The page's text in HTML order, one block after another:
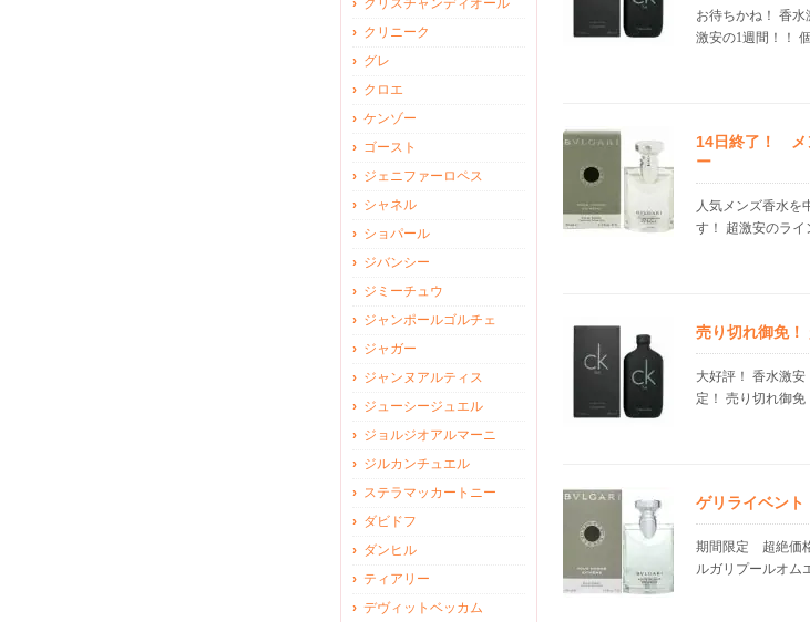
お待ちかね！ 香
激安の1週間！！
14日終了！ メ
ー
人気メンズ香水を
す！ 超激安のライ
売り切れ御免
大好評！ 香水激
定！ 売り切れ御
ゲリライベン
期間限定 超絶価
ルガリプールオム
クリスチャンディオール
クリニーク
グレ
クロエ
ケンゾー
ゴースト
ジェニファーロペス
シャネル
ショパール
ジバンシー
ジミーチュウ
ジャンポールゴルチェ
ジャガー
ジャンヌアルティス
ジューシージュエル
ジョルジオアルマーニ
ジルカンチュエル
ステラマッカートニー
ダビドフ
ダンヒル
ティアリー
デヴィットベッカム